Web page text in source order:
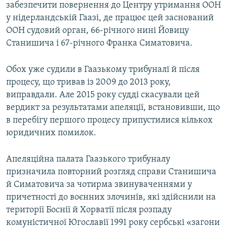
забезпечити повернення до Центру утримання ООН
у нідерландській Гаазі, де працює цей заснований
ООН судовий орган, 66-річного нині Йовицу
Станишича і 67-річного Франка Симатовича.
Обох уже судили в Гаазькому трибуналі й після
процесу, що тривав із 2009 до 2013 року,
виправдали. Але 2015 року судді скасували цей
вердикт за результатами апеляції, встановивши, що
в перебігу першого процесу припустилися кількох
юридичних помилок.
Апеляційна палата Гаазького трибуналу
призначила повторний розгляд справи Станишича
й Симатовича за чотирма звинуваченнями у
причетності до воєнних злочинів, які здійснили на
території Боснії й Хорватії після розпаду
комуністичної Югославії 1991 року сербські «загони